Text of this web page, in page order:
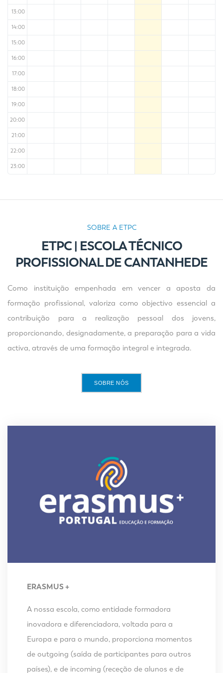
13:00
14:00
15:00
16:00
17:00
18:00
19:00
20:00
21:00
22:00
23:00
SOBRE A ETPC
ETPC | ESCOLA TÉCNICO
PROFISSIONAL DE CANTANHEDE
Como instituição empenhada em vencer a aposta da
formação profissional, valoriza como objectivo essencial a
contribuição para a realização pessoal dos jovens,
proporcionando, designadamente, a preparação para a vida
activa, através de uma formação integral e integrada.
SOBRE NÓS
ERASMUS +
A nossa escola, como entidade formadora
inovadora e diferenciadora, voltada para a
Europa e para o mundo, proporciona momentos
de outgoing (saída de participantes para outros
países), e de incoming (receção de alunos e de